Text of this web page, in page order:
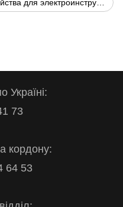
Україні:
73
кордону:
64 53